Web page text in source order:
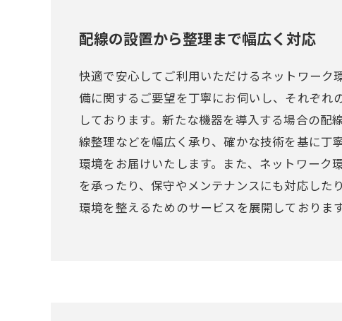
配線の設置から整理まで幅広く対応
快適で安心してご利用いただけるネットワーク
備に関するご要望を丁寧にお伺いし、それぞれ
しております。新たな機器を導入する場合の配
線整理などを幅広く承り、確かな技術を基に丁
環境をお届けいたします。また、ネットワーク
を承ったり、保守やメンテナンスにも対応した
環境を整えるためのサービスを展開しております